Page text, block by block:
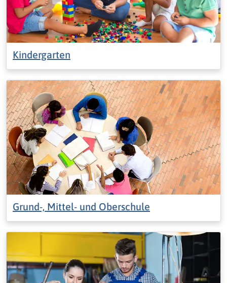
Kindergarten
Grund-, Mittel- und Oberschule